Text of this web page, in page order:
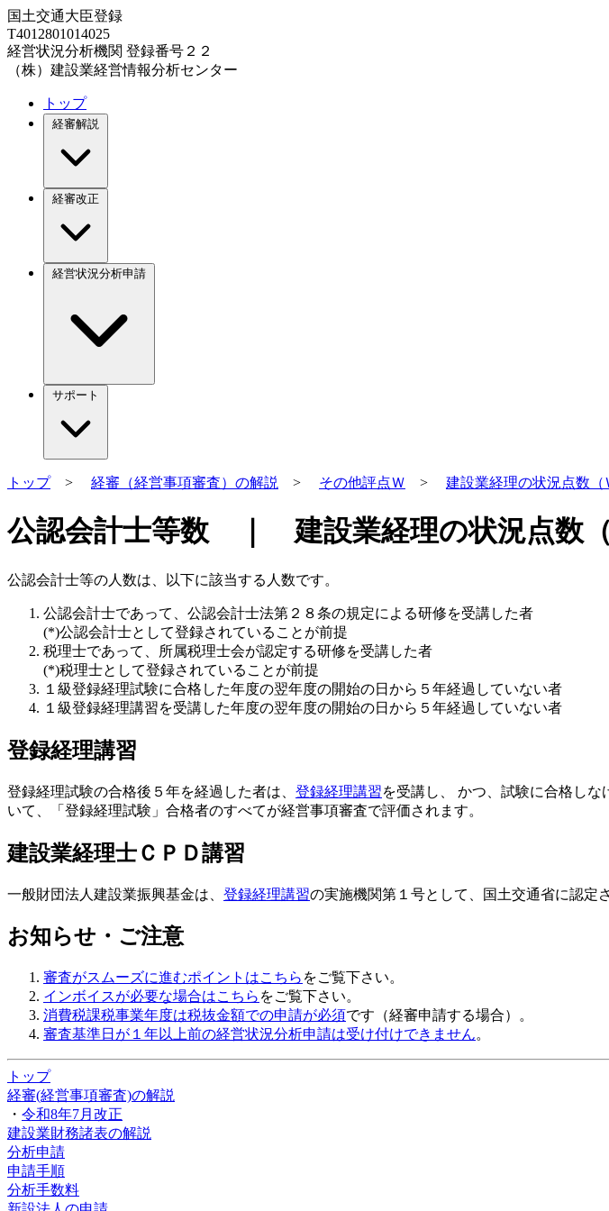
国土交通大臣登録
T4012801014025
経営状況分析機関 登録番号２２
（株）建設業経営情報分析センター
トップ
経審解説
経審改正
経営状況分析申請
サポート
トップ> 経審（経営事項審査）の解説 > その他評点Ｗ > 建設業経理の状況点数（
公認会計士等数 ｜ 建設業経理の状況点数
公認会計士等の人数は、以下に該当する人数です。
公認会計士であって、公認会計士法第２８条の規定による研修を受講した者
(*)公認会計士として登録されていることが前提
税理士であって、所属税理士会が認定する研修を受講した者
(*)税理士として登録されていることが前提
１級登録経理試験に合格した年度の翌年度の開始の日から５年経過していない者
１級登録経理講習を受講した年度の翌年度の開始の日から５年経過していない者
登録経理講習
登録経理試験の合格後５年を経過した者は、 登録経理講習を受講し、 かつ、試験に合格し
いて、「登録経理試験」合格者のすべてが経営事項審査で評価されます。
建設業経理士ＣＰＤ講習
一般財団法人建設業振興基金は、 登録経理講習の実施機関第１号として、国土交通省に認定
お知らせ・ご注意
審査がスムーズに進むポイントはこちら をご覧下さい。
インボイスが必要な場合はこちら をご覧下さい。
消費税課税事業年度は税抜金額での申請が必須です（経審申請する場合）。
審査基準日が１年以上前の経営状況分析申請は受け付けできません。
トップ
経審(経営事項審査)の解説
・ 令和8年7月改正
建設業財務諸表の解説
分析申請
申請手順
分析手数料